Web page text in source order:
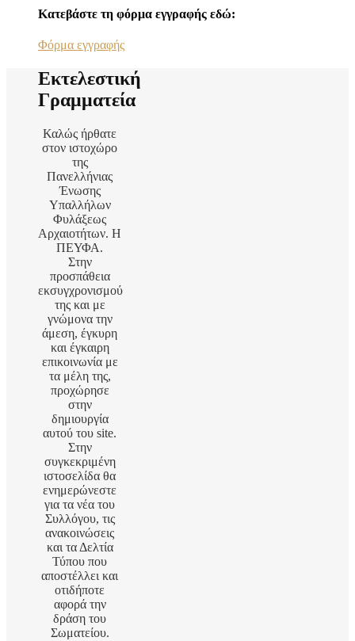
Κατεβάστε τη φόρμα εγγραφής εδώ:
Φόρμα εγγραφής
Εκτελεστική
Γραμματεία
Καλώς ήρθατε
στον ιστοχώρο
της
Πανελλήνιας
Ένωσης
Υπαλλήλων
Φυλάξεως
Αρχαιοτήτων. Η
ΠΕΥΦΑ.
Στην
προσπάθεια
εκσυγχρονισμού
της και με
γνώμονα την
άμεση, έγκυρη
και έγκαιρη
επικοινωνία με
τα μέλη της,
προχώρησε
στην
δημιουργία
αυτού του site.
Στην
συγκεκριμένη
ιστοσελίδα θα
ενημερώνεστε
για τα νέα του
Συλλόγου, τις
ανακοινώσεις
και τα Δελτία
Τύπου που
αποστέλλει και
οτιδήποτε
αφορά την
δράση του
Σωματείου.